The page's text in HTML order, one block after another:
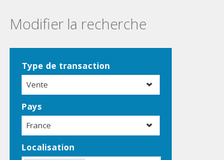
Modifier la recherche
Type de transaction
Vente
Pays
France
Localisation